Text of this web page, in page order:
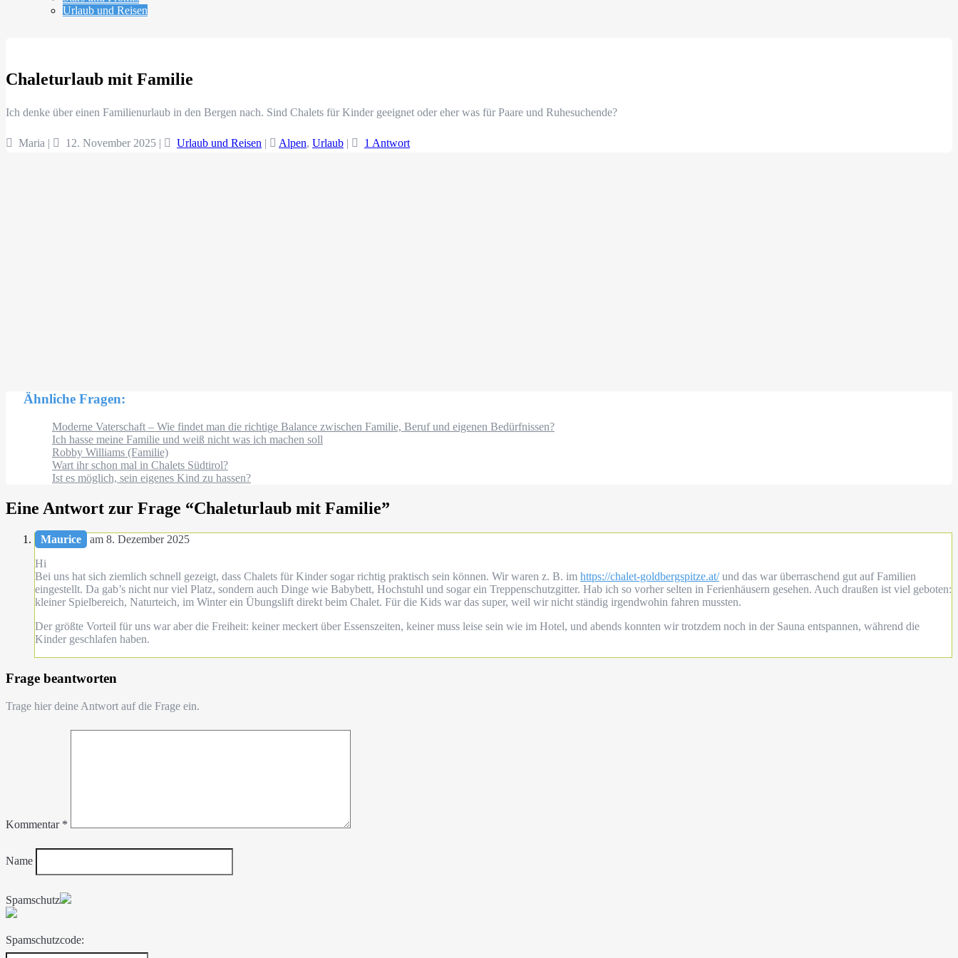
Urlaub und Reisen
Chaleturlaub mit Familie
Ich denke über einen Familienurlaub in den Bergen nach. Sind Chalets für Kinder geeignet oder eher was für Paare und Ruhesuchende?
Maria | 12. November 2025 | Urlaub und Reisen | Alpen, Urlaub | 1 Antwort
Ähnliche Fragen:
Moderne Vaterschaft – Wie findet man die richtige Balance zwischen Familie, Beruf und eigenen Bedürfnissen?
Ich hasse meine Familie und weiß nicht was ich machen soll
Robby Williams (Familie)
Wart ihr schon mal in Chalets Südtirol?
Ist es möglich, sein eigenes Kind zu hassen?
Eine Antwort zur Frage “Chaleturlaub mit Familie”
Maurice
am 8. Dezember 2025
Hi
Bei uns hat sich ziemlich schnell gezeigt, dass Chalets für Kinder sogar richtig praktisch sein können. Wir waren z. B. im https://chalet-goldbergspitze.at/und das war überraschend gut auf Familien
eingestellt. Da gab’s nicht nur viel Platz, sondern auch Dinge wie Babybett, Hochstuhl und sogar ein Treppenschutzgitter. Hab ich so vorher selten in Ferienhäusern gesehen. Auch draußen ist viel geboten:
kleiner Spielbereich, Naturteich, im Winter ein Übungslift direkt beim Chalet. Für die Kids war das super, weil wir nicht ständig irgendwohin fahren mussten.
Der größte Vorteil für uns war aber die Freiheit: keiner meckert über Essenszeiten, keiner muss leise sein wie im Hotel, und abends konnten wir trotzdem noch in der Sauna entspannen, während die
Kinder geschlafen haben.
Frage beantworten
Trage hier deine Antwort auf die Frage ein.
Kommentar *
Name
Spamschutz
Spamschutzcode: